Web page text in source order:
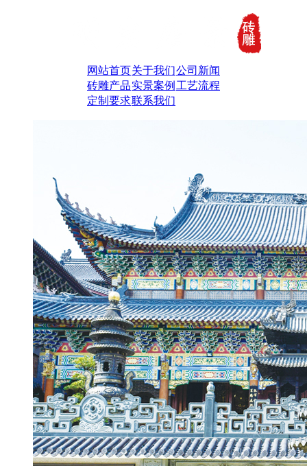
网站首页关于我们公司新闻
砖雕产品实景案例 工艺流程
定制要求联系我们